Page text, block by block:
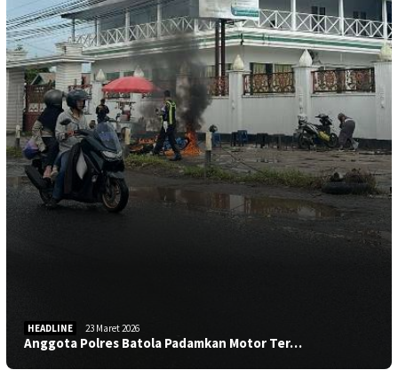
HEADLINE 23 Maret 2026
Anggota Polres Batola Padamkan Motor Ter…